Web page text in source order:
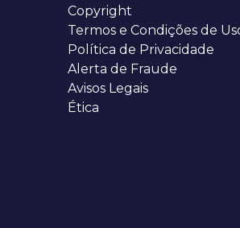
Copyright
Termos e Condições de
Política de Privacidade
Alerta de Fraude
Avisos Legais
Ética